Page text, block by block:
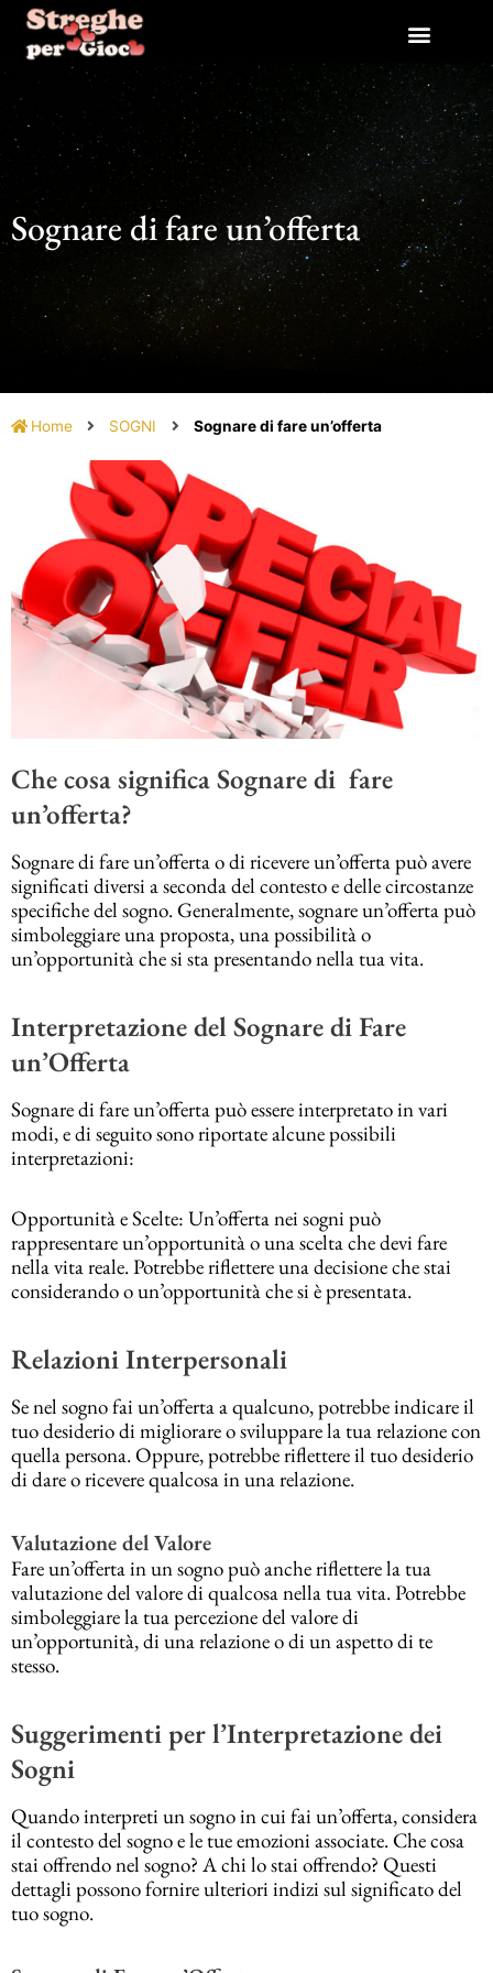
contenuto
Sognare di fare un’offerta
Home SOGNI Sognare di fare un’offerta
Che cosa significa Sognare di fare
un’offerta?
Sognare di fare un’offerta o di ricevere un’offerta può avere
significati diversi a seconda del contesto e delle circostanze
specifiche del sogno. Generalmente, sognare un’offerta può
simboleggiare una proposta, una possibilità o
un’opportunità che si sta presentando nella tua vita.
Interpretazione del Sognare di Fare
un’Offerta
Sognare di fare un’offerta può essere interpretato in vari
modi, e di seguito sono riportate alcune possibili
interpretazioni:
Opportunità e Scelte: Un’offerta nei sogni può
rappresentare un’opportunità o una scelta che devi fare
nella vita reale. Potrebbe riflettere una decisione che stai
considerando o un’opportunità che si è presentata.
Relazioni Interpersonali
Se nel sogno fai un’offerta a qualcuno, potrebbe indicare il
tuo desiderio di migliorare o sviluppare la tua relazione con
quella persona. Oppure, potrebbe riflettere il tuo desiderio
di dare o ricevere qualcosa in una relazione.
Valutazione del Valore
Fare un’offerta in un sogno può anche riflettere la tua
valutazione del valore di qualcosa nella tua vita. Potrebbe
simboleggiare la tua percezione del valore di
un’opportunità, di una relazione o di un aspetto di te
stesso.
Suggerimenti per l’Interpretazione dei
Sogni
Quando interpreti un sogno in cui fai un’offerta, considera
il contesto del sogno e le tue emozioni associate. Che cosa
stai offrendo nel sogno? A chi lo stai offrendo? Questi
dettagli possono fornire ulteriori indizi sul significato del
tuo sogno.